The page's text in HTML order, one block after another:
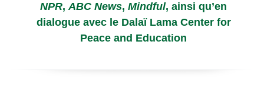
NPR,ABC News, Mindful, ainsi qu’en
dialogue avec le Dalaï Lama Center for
Peace and Education